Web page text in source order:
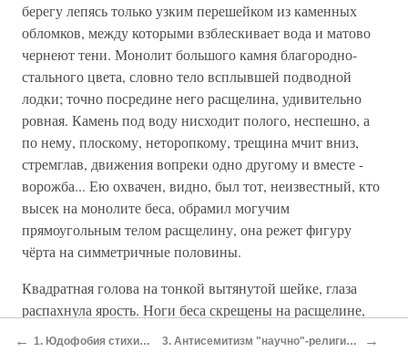
берегу лепясь только узким перешейком из каменных
обломков, между которыми взблескивает вода и матово
чернеют тени. Монолит большого камня благородно-
стального цвета, словно тело всплывшей подводной
лодки; точно посредине него расщелина, удивительно
ровная. Камень под воду нисходит полого, неспешно, а
по нему, плоскому, неторопкому, трещина мчит вниз,
стремглав, движения вопреки одно другому и вместе -
ворожба... Ею охвачен, видно, был тот, неизвестный, кто
высек на монолите беса, обрамил могучим
прямоугольным телом расщелину, она режет фигуру
чёрта на симметричные половины.
Квадратная голова на тонкой вытянутой шейке, глаза
распахнула ярость. Ноги беса скрещены на расщелине,
руки распростёрты: моё! Скала, вода, лес, небо - всё моё!
← 1. Юдофобия стихийная 3. Антисемитизм "научно"-религиозный →